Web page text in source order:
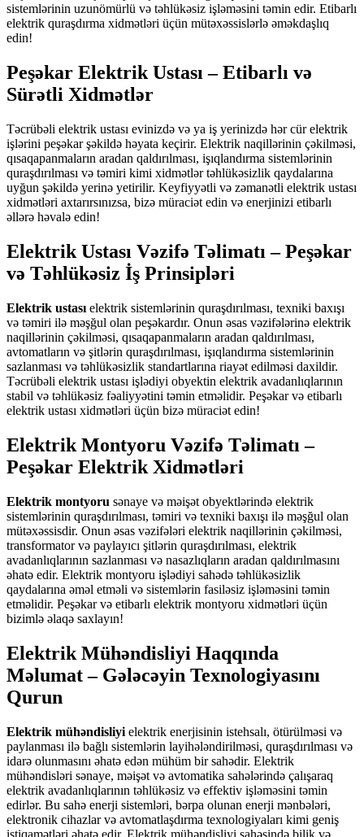
sistemlərinin uzunömürlü və təhlükəsiz işləməsini təmin edir. Etibarlı
elektrik quraşdırma xidmətləri üçün mütəxəssislərlə əməkdaşlıq
edin!
Peşəkar Elektrik Ustası – Etibarlı və
Sürətli Xidmətlər
Təcrübəli elektrik ustası evinizdə və ya iş yerinizdə hər cür elektrik
işlərini peşəkar şəkildə həyata keçirir. Elektrik naqillərinin çəkilməsi,
qısaqapanmaların aradan qaldırılması, işıqlandırma sistemlərinin
quraşdırılması və təmiri kimi xidmətlər təhlükəsizlik qaydalarına
uyğun şəkildə yerinə yetirilir. Keyfiyyətli və zəmanətli elektrik ustası
xidmətləri axtarırsınızsa, bizə müraciət edin və enerjinizi etibarlı
əllərə həvalə edin!
Elektrik Ustası Vəzifə Təlimatı – Peşəkar
və Təhlükəsiz İş Prinsipləri
Elektrik ustası elektrik sistemlərinin quraşdırılması, texniki baxışı
və təmiri ilə məşğul olan peşəkardır. Onun əsas vəzifələrinə elektrik
naqillərinin çəkilməsi, qısaqapanmaların aradan qaldırılması,
avtomatların və şitlərin quraşdırılması, işıqlandırma sistemlərinin
sazlanması və təhlükəsizlik standartlarına riayət edilməsi daxildir.
Təcrübəli elektrik ustası işlədiyi obyektin elektrik avadanlıqlarının
stabil və təhlükəsiz fəaliyyətini təmin etməlidir. Peşəkar və etibarlı
elektrik ustası xidmətləri üçün bizə müraciət edin!
Elektrik Montyoru Vəzifə Təlimatı –
Peşəkar Elektrik Xidmətləri
Elektrik montyoru sənaye və məişət obyektlərində elektrik
sistemlərinin quraşdırılması, təmiri və texniki baxışı ilə məşğul olan
mütəxəssisdir. Onun əsas vəzifələri elektrik naqillərinin çəkilməsi,
transformator və paylayıcı şitlərin quraşdırılması, elektrik
avadanlıqlarının sazlanması və nasazlıqların aradan qaldırılmasını
əhatə edir. Elektrik montyoru işlədiyi sahədə təhlükəsizlik
qaydalarına əməl etməli və sistemlərin fasiləsiz işləməsini təmin
etməlidir. Peşəkar və etibarlı elektrik montyoru xidmətləri üçün
bizimlə əlaqə saxlayın!
Elektrik Mühəndisliyi Haqqında
Məlumat – Gələcəyin Texnologiyasını
Qurun
Elektrik mühəndisliyi elektrik enerjisinin istehsalı, ötürülməsi və
paylanması ilə bağlı sistemlərin layihələndirilməsi, quraşdırılması və
idarə olunmasını əhatə edən mühüm bir sahədir. Elektrik
mühəndisləri sənaye, məişət və avtomatika sahələrində çalışaraq
elektrik avadanlıqlarının təhlükəsiz və effektiv işləməsini təmin
edirlər. Bu sahə enerji sistemləri, bərpa olunan enerji mənbələri,
elektronik cihazlar və avtomatlaşdırma texnologiyaları kimi geniş
istiqamətləri əhatə edir. Elektrik mühəndisliyi sahəsində bilik və